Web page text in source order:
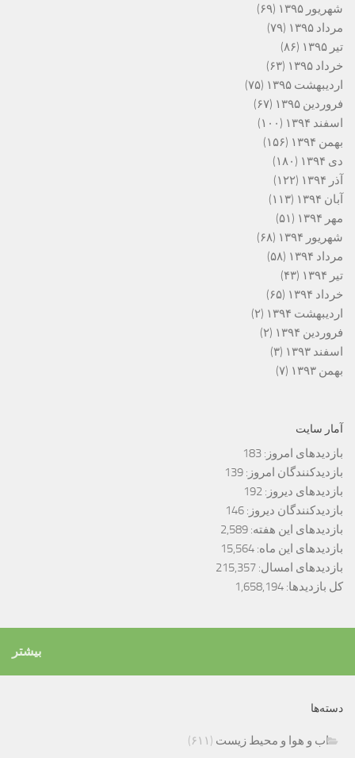
شهریور ۱۳۹۵
(۶۹)
مرداد ۱۳۹۵
(۷۹)
تیر ۱۳۹۵
(۸۶)
خرداد ۱۳۹۵
(۶۳)
اردیبهشت ۱۳۹۵
(۷۵)
فروردین ۱۳۹۵
(۶۷)
اسفند ۱۳۹۴
(۱۰۰)
بهمن ۱۳۹۴
(۱۵۶)
دی ۱۳۹۴
(۱۸۰)
آذر ۱۳۹۴
(۱۲۲)
آبان ۱۳۹۴
(۱۱۳)
مهر ۱۳۹۴
(۵۱)
شهریور ۱۳۹۴
(۶۸)
مرداد ۱۳۹۴
(۵۸)
تیر ۱۳۹۴
(۴۳)
خرداد ۱۳۹۴
(۶۵)
اردیبهشت ۱۳۹۴
(۲)
فروردین ۱۳۹۴
(۲)
اسفند ۱۳۹۳
(۳)
بهمن ۱۳۹۳
(۷)
آمار سایت
بازدیدهای امروز: 183
بازدیدکنندگان امروز: 139
بازدیدهای دیروز: 192
بازدیدکنندگان دیروز: 146
بازدیدهای این هفته: 2,589
بازدیدهای این ماه: 15,564
بازدیدهای امسال: 215,357
کل بازدیدها: 1,658,194
بیشتر
دسته‌ها
اب و هوا و محیط زیست (۶۱۱)